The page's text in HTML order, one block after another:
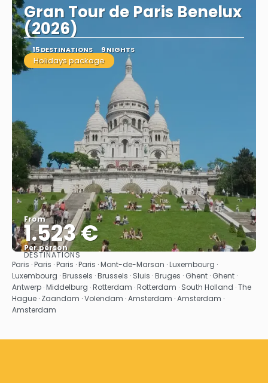
Gran Tour de Paris Benelux
(2026)
15 DESTINATIONS 9 NIGHTS
Holidays package
From
1.523 €
Per person
See
DESTINATIONS
Paris · Paris · Paris · Paris · Mont-de-Marsan · Luxembourg ·
Luxembourg · Brussels · Brussels · Sluis · Bruges · Ghent · Ghent ·
Antwerp · Middelburg · Rotterdam · Rotterdam · South Holland · The
Hague · Zaandam · Volendam · Amsterdam · Amsterdam ·
Amsterdam